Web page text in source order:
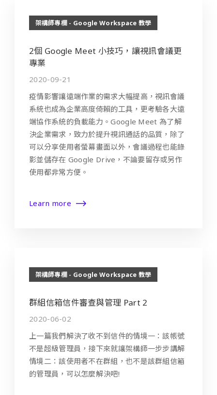
架構師專欄 - Google Workspace 教學
2個 Google Meet 小技巧，讓視訊會議更
專業
2020-09-21
疫情影響讓遠端作業的需求大幅提高，視訊會議
系統也成為企業高度倚賴的工具，更考驗各大遠
端協作系統的負載能力。Google Meet 為了解
決企業需求，致力於提升視訊通話的品質，除了
可以分享使用者螢幕畫面以外，會議過程也能錄
影並儲存在 Google Drive，不論要留存或另作
使用都非常方便。
Learn more
架構師專欄 - Google Workspace 教學
群組信箱信件審查與管理 Part 2
2020-06-02
上一篇我們解決了收不到信件的情境一：該帳號
不是超級管理員，接下來就讓架構師一步步講解
情境二：該使用者不在群組，也不是該群組信箱
的管理員，可以怎麼解決吧!